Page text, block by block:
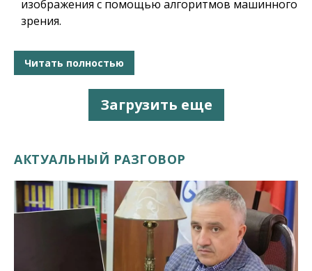
изображения с помощью алгоритмов машинного
зрения.
Читать полностью
Загрузить еще
АКТУАЛЬНЫЙ РАЗГОВОР